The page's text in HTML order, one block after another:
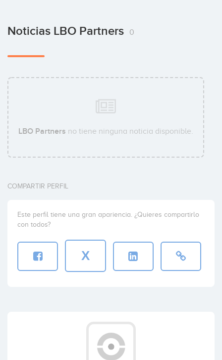
Noticias LBO Partners 0
LBO Partners no tiene ninguna noticia disponible.
COMPARTIR PERFIL
Este perfil tiene una gran apariencia. ¿Quieres compartirlo
con todos?
X